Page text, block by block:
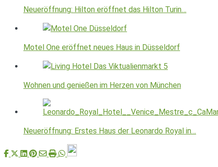
Neueröffnung: Hilton eröffnet das Hilton Turin…
Motel One eröffnet neues Haus in Düsseldorf
Wohnen und genießen im Herzen von München
Neueröffnung: Erstes Haus der Leonardo Royal in…